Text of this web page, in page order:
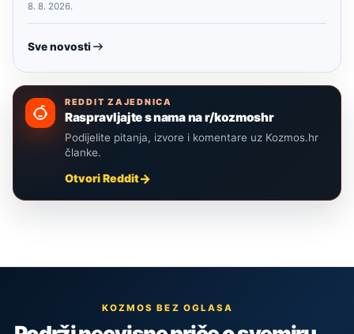
8. 8. 2026.
Sve novosti
REDDIT ZAJEDNICA
Raspravljajte s nama na r/kozmoshr
Podijelite pitanja, izvore i komentare uz Kozmos.hr
članke.
Otvori Reddit
KOZMOS BEZ OGLASA